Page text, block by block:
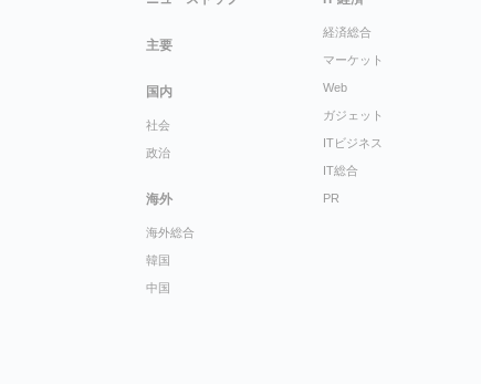
主要
国内
社会
政治
海外
海外総合
韓国
中国
経済総合
マーケット
Web
ガジェット
ITビジネス
IT総合
PR